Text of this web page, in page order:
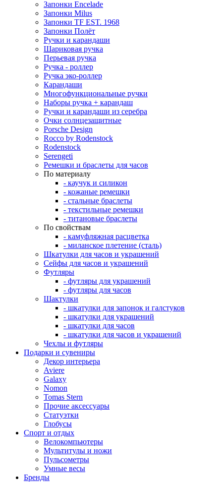
Запонки Encelade
Запонки Milus
Запонки TF EST. 1968
Запонки Полёт
Ручки и карандаши
Шариковая ручка
Перьевая ручка
Ручка - роллер
Ручка эко-роллер
Карандаши
Многофункциональные ручки
Наборы ручка + карандаш
Ручки и карандаши из серебра
Очки солнцезащитные
Porsche Design
Rocco by Rodenstock
Rodenstock
Serengeti
Ремешки и браслеты для часов
По материалу
- каучук и силикон
- кожаные ремешки
- стальные браслеты
- текстильные ремешки
- титановые браслеты
По свойствам
- камуфляжная расцветка
- миланское плетение (сталь)
Шкатулки для часов и украшений
Сейфы для часов и украшений
Футляры
- футляры для украшений
- футляры для часов
Шактулки
- шкатулки для запонок и галстуков
- шкатулки для украшений
- шкатулки для часов
- шкатулки для часов и украшений
Чехлы и футляры
Подарки и сувениры
Декор интерьера
Aviere
Galaxy
Nomon
Tomas Stern
Прочие аксессуары
Статуэтки
Глобусы
Спорт и отдых
Велокомпьютеры
Мультитулы и ножи
Пульсометры
Умные весы
Бренды